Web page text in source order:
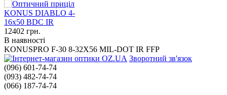
12402 грн.
В наявності
KONUSPRO F-30 8-32X56 MIL-DOT IR FFP
Зворотний зв'язок
(096) 601-74-74
(093) 482-74-74
(066) 187-74-74